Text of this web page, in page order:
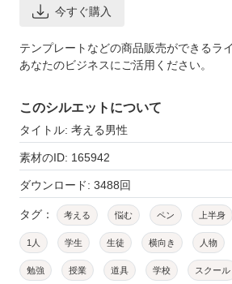
今すぐ購入
テンプレートなどの商品販売ができるラ
あなたのビジネスにご活用ください。
このシルエットについて
タイトル: 考える男性
素材のID: 165942
ダウンロード: 3488回
タグ： 考える 悩む ペン 上半身
1人 学生 生徒 横向き 人物
勉強 授業 道具 学校 スクール